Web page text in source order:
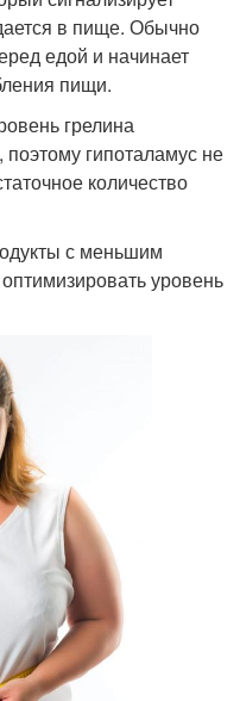
в пище. Обычно
едой и начинает
пищи.
грелина
гипоталамус не
количество
с меньшим
уровень